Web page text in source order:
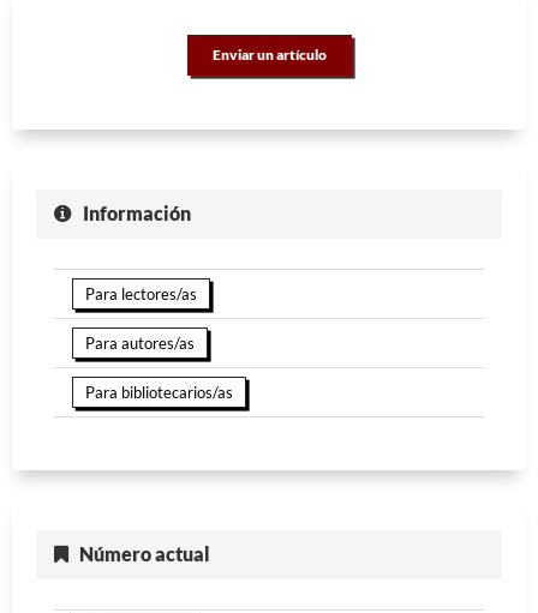
Enviar un artículo
Información
Para lectores/as
Para autores/as
Para bibliotecarios/as
Número actual